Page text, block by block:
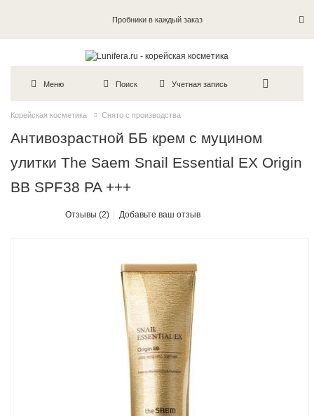
Пробники в каждый заказ
Меню Поиск Учетная запись
Корейская косметика Снято с производства
Антивозрастной ББ крем с муцином
улитки The Saem Snail Essential EX Origin
BB SPF38 PA +++
Отзывы (2) Добавьте ваш отзыв